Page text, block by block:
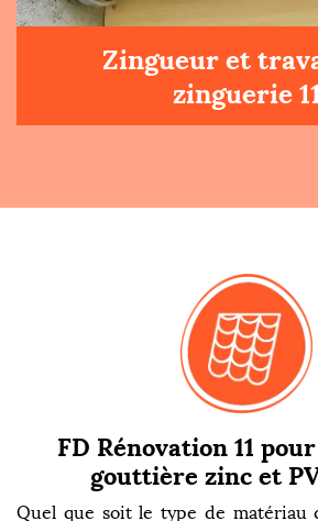
Zingueur et
zinguerie
FD Rénovation 11
gouttière zinc et
Quel que soit le type de matériau